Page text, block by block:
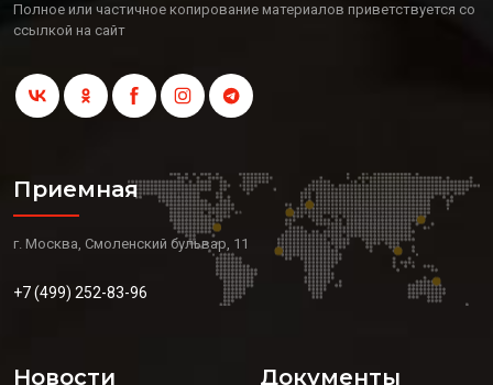
Полное или частичное копирование материалов приветствуется со
ссылкой на сайт
Приемная
г. Москва, Смоленский бульвар, 11
+7 (499) 252-83-96
Новости Документы